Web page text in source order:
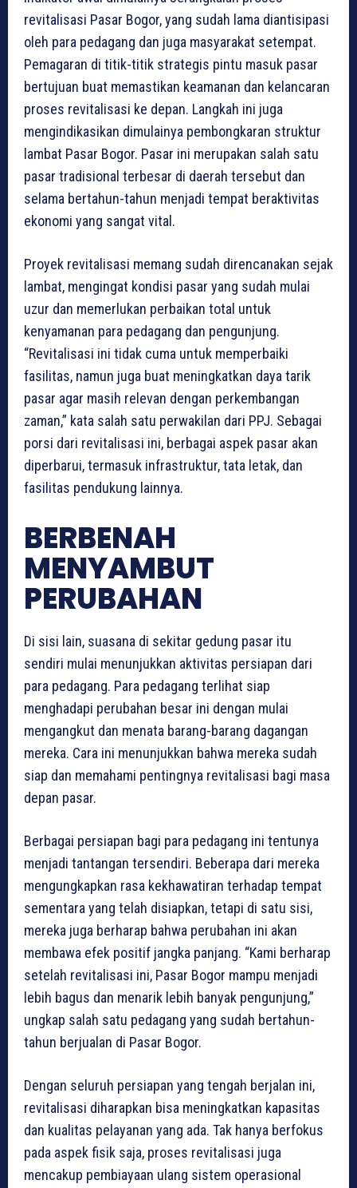
revitalisasi Pasar Bogor, yang sudah lama diantisipasi
oleh para pedagang dan juga masyarakat setempat.
Pemagaran di titik-titik strategis pintu masuk pasar
bertujuan buat memastikan keamanan dan kelancaran
proses revitalisasi ke depan. Langkah ini juga
mengindikasikan dimulainya pembongkaran struktur
lambat Pasar Bogor. Pasar ini merupakan salah satu
pasar tradisional terbesar di daerah tersebut dan
selama bertahun-tahun menjadi tempat beraktivitas
ekonomi yang sangat vital.
Proyek revitalisasi memang sudah direncanakan sejak
lambat, mengingat kondisi pasar yang sudah mulai
uzur dan memerlukan perbaikan total untuk
kenyamanan para pedagang dan pengunjung.
“Revitalisasi ini tidak cuma untuk memperbaiki
fasilitas, namun juga buat meningkatkan daya tarik
pasar agar masih relevan dengan perkembangan
zaman,” kata salah satu perwakilan dari PPJ. Sebagai
porsi dari revitalisasi ini, berbagai aspek pasar akan
diperbarui, termasuk infrastruktur, tata letak, dan
fasilitas pendukung lainnya.
BERBENAH
MENYAMBUT
PERUBAHAN
Di sisi lain, suasana di sekitar gedung pasar itu
sendiri mulai menunjukkan aktivitas persiapan dari
para pedagang. Para pedagang terlihat siap
menghadapi perubahan besar ini dengan mulai
mengangkut dan menata barang-barang dagangan
mereka. Cara ini menunjukkan bahwa mereka sudah
siap dan memahami pentingnya revitalisasi bagi masa
depan pasar.
Berbagai persiapan bagi para pedagang ini tentunya
menjadi tantangan tersendiri. Beberapa dari mereka
mengungkapkan rasa kekhawatiran terhadap tempat
sementara yang telah disiapkan, tetapi di satu sisi,
mereka juga berharap bahwa perubahan ini akan
membawa efek positif jangka panjang. “Kami berharap
setelah revitalisasi ini, Pasar Bogor mampu menjadi
lebih bagus dan menarik lebih banyak pengunjung,”
ungkap salah satu pedagang yang sudah bertahun-
tahun berjualan di Pasar Bogor.
Dengan seluruh persiapan yang tengah berjalan ini,
revitalisasi diharapkan bisa meningkatkan kapasitas
dan kualitas pelayanan yang ada. Tak hanya berfokus
pada aspek fisik saja, proses revitalisasi juga
mencakup pembiayaan ulang sistem operasional